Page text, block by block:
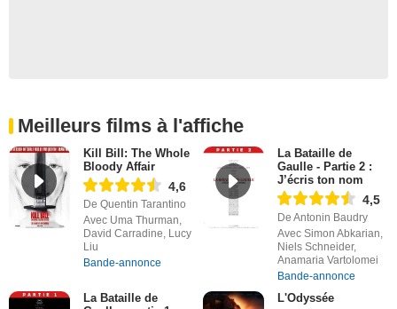
Meilleurs films à l'affiche
Kill Bill: The Whole
Bloody Affair
4,6
De Quentin Tarantino
Avec Uma Thurman,
David Carradine, Lucy
Liu
Bande-annonce
La Bataille de
Gaulle - Partie 2 :
J’écris ton nom
4,5
De Antonin Baudry
Avec Simon Abkarian,
Niels Schneider,
Anamaria Vartolomei
Bande-annonce
La Bataille de
L'Odyssée